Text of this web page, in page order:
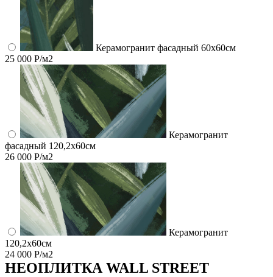
Керамогранит фасадный 60x60см
25 000 Р/м2
Керамогранит
фасадный 120,2x60см
26 000 Р/м2
Керамогранит
120,2x60см
24 000 Р/м2
НЕОПЛИТКА WALL STREET